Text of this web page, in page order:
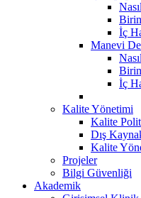
İç
Manevi
İç
Kalite Yönetimi
Kalite
Dış
Kalite
Projeler
Bilgi Güvenliği
Akademik